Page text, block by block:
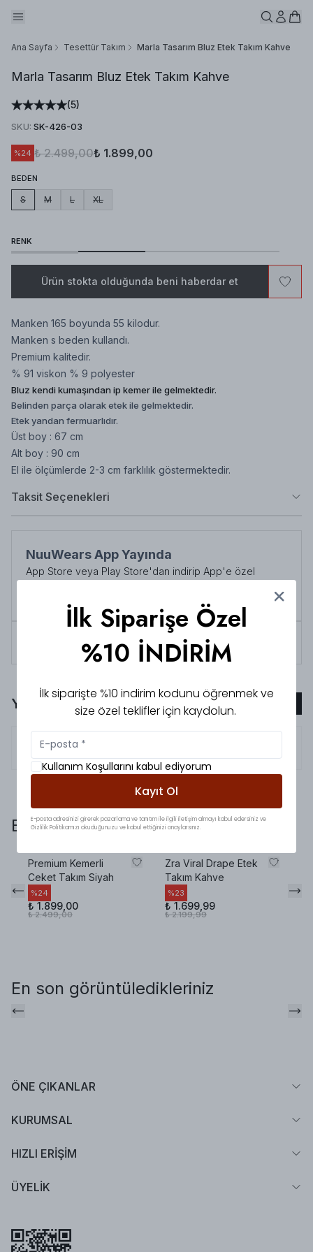
Ana Sayfa Tesettür Takım Marla Tasarım Bluz Etek Takım Kahve
Marla Tasarım Bluz Etek Takım Kahve
(5)
SKU: SK-426-03
%24 ₺ 2.499,00₺ 1.899,00
BEDEN
S M L XL
RENK
Ürün stokta olduğunda beni haberdar et
Manken 165 boyunda 55 kilodur.
Manken s beden kullandı.
Premium kalitedir.
% 91 viskon % 9 polyester
Bluz kendi kumaşından ip kemer ile gelmektedir.
Belinden parça olarak etek ile gelmektedir.
Etek yandan fermuarlıdır.
Üst boy : 67 cm
Alt boy : 90 cm
El ile ölçümlerde 2-3 cm farklılık göstermektedir.
Taksit Seçenekleri
NuuWears App Yayında
App Store veya Play Store'dan indirip App'e özel
Tüm siparişlerde 3000 TL üzeri kargo ücretsiz!
Yorumlar
5.0
Bunlara da baktınız mı?
Premium Kemerli
Ceket Takım Siyah
%24
₺ 1.899,00
₺ 2.499,00
Zra Viral Drape Etek
Takım Kahve
%23
₺ 1.699,99
₺ 2.199,99
En son görüntüledikleriniz
ÖNE ÇIKANLAR
KURUMSAL
HIZLI ERİŞİM
ÜYELİK
İlk Siparişe Özel
%10 İNDİRİM
İlk siparişte %10 indirim kodunu öğrenmek ve
size özel teklifler için kaydolun.
Kullanım Koşullarını kabul ediyorum
Kayıt Ol
E-posta adresinizi girerek pazarlama ve tanıtım ile ilgili iletişim almayı kabul edersiniz ve
Gizlilik Politikamızı okuduğunuzu ve kabul ettiğinizi onaylarsınız.